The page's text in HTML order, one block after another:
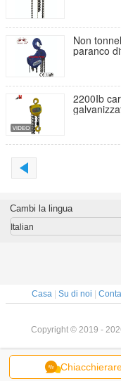
Non
paranco
2200Ib
Cambi la lingua
Italian
Casa| Su di noi
Copyright © 2019 -